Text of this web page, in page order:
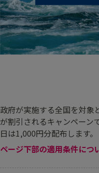
政府が実施する全国を対象
が割引されるキャンペーン
日は1,000円分配布します。
ページ下部の適用条件につ